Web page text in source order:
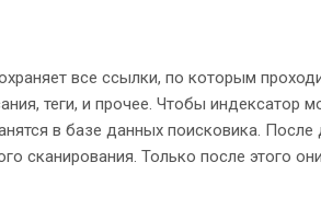
все ссылки, по которым
теги, и прочее. Чтобы индексатор
в базе данных поисковика.
сканирования. Только после этого